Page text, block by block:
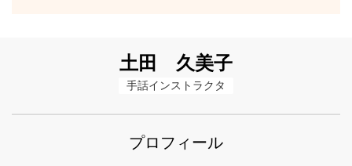
土田 久美子
手話インストラクタ
プロフィール